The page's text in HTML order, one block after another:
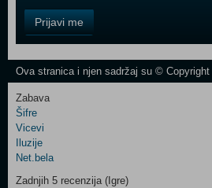
Field
One
Newsletter
Control
Field
Two
Newsletter
Prijavi me
Ova stranica i njen sadržaj su © Copyright
Zabava
Šifre
Vicevi
Iluzije
Net.bela
Zadnjih 5 recenzija (Igre)